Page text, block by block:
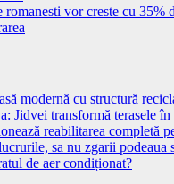
vor creste cu 35%
modernă cu structură
Jidvei transformă terasele
reabilitarea completă
sa nu zgarii podeaua
de aer condiționat?